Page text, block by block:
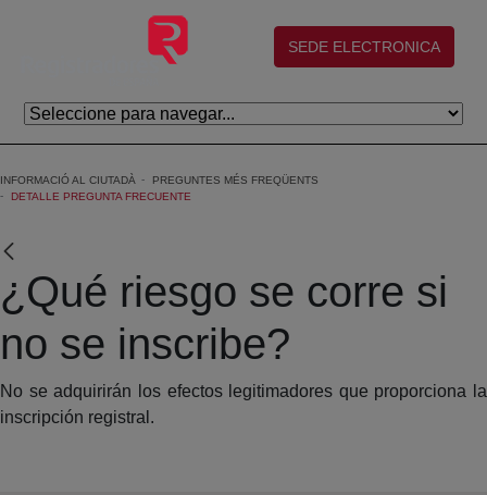
Salta al contingut principal
(abre en nueva ventana)
SEDE ELECTRONICA
INFORMACIÓ AL CIUTADÀ
PREGUNTES MÉS FREQÜENTS
DETALLE PREGUNTA FRECUENTE
¿Qué riesgo se corre si
no se inscribe?
No se adquirirán los efectos legitimadores que proporciona la
inscripción registral.